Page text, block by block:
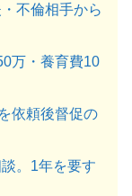
不倫相手から
万・養育費10
依頼後督促の
。1年を要す